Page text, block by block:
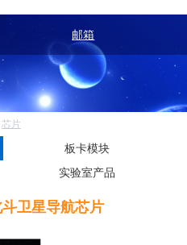
邮箱
芯片
板卡模块
实验室产品
卫星导航芯片